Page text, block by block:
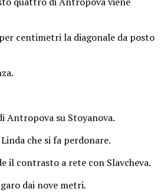
centimetri la diagonale da posto
Antropova su Stoyanova.
che si fa perdonare.
il contrasto a rete con Slavcheva.
dai nove metri.